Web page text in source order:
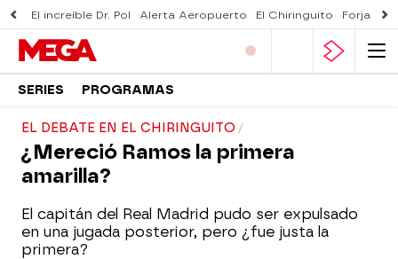
El increíble Dr. Pol Alerta Aeropuerto El Chiringuito Forjado
SERIES PROGRAMAS
EL DEBATE EN EL CHIRINGUITO
¿Mereció Ramos la primera
amarilla?
El capitán del Real Madrid pudo ser expulsado
en una jugada posterior, pero ¿fue justa la
primera?